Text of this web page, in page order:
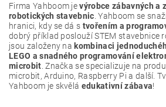
Firma Yahboom jevýrobce zábavných a
robotických stavebnic . Yahboom se
hranici, kdy se dá s tvořením a
dobrý příklad poslouží STEM stavebnice
jsou založeny na kombinaci
LEGO a snadného programování
microbit . Značka se specializuje na
microbit, Arduino, Raspberry Pi a další.
Yahboom je skvělá edukativní zábava!